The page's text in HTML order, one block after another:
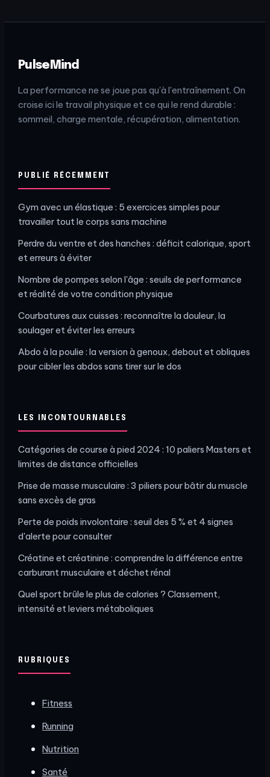
PulseMind
La performance ne se joue pas qu'à l'entraînement. On
croise ici le travail physique et ce qui le rend durable :
sommeil, charge mentale, récupération, alimentation.
PUBLIÉ RÉCEMMENT
Gym avec un élastique : 5 exercices simples pour
travailler tout le corps sans machine
Perdre du ventre et des hanches : déficit calorique, sport
et erreurs à éviter
Nombre de pompes selon l'âge : seuils de performance
et réalité de votre condition physique
Courbatures aux cuisses : reconnaître la douleur, la
soulager et éviter les erreurs
Abdo à la poulie : la version à genoux, debout et obliques
pour cibler les abdos sans tirer sur le dos
LES INCONTOURNABLES
Catégories de course à pied 2024 : 10 paliers Masters et
limites de distance officielles
Prise de masse musculaire : 3 piliers pour bâtir du muscle
sans excès de gras
Perte de poids involontaire : seuil des 5 % et 4 signes
d'alerte pour consulter
Créatine et créatinine : comprendre la différence entre
carburant musculaire et déchet rénal
Quel sport brûle le plus de calories ? Classement,
intensité et leviers métaboliques
RUBRIQUES
Fitness
Running
Nutrition
Santé